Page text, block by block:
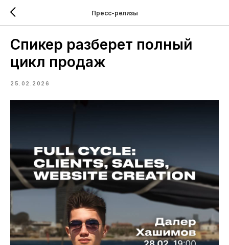
Пресс-релизы
Спикер разберет полный
цикл продаж
25.02.2026